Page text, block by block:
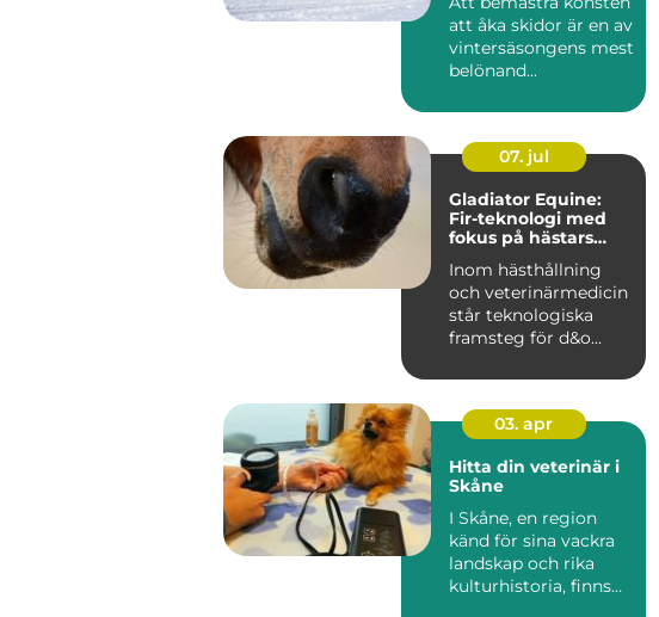
att åka skidor är en av
vintersäsongens mest
belönand...
07. jul
Gladiator Equine:
Fir-teknologi med
fokus på hästars
välbefinnande
Inom hästhållning
och veterinärmedicin
står teknologiska
framsteg för d&o...
03. apr
Hitta din veterinär i
Skåne
I Skåne, en region
känd för sina vackra
landskap och rika
kulturhistoria, finns